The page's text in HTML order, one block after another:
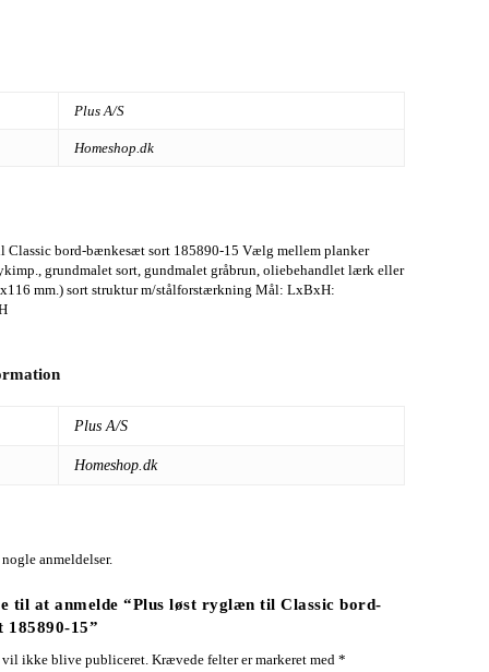
Plus A/S
Homeshop.dk
Classic bord-bænkesæt sort 185890-15 Vælg mellem planker
grundmalet sort, gundmalet gråbrun, oliebehandlet lærk eller
mm.) sort struktur m/stålforstærkning Mål: LxBxH:
Plus A/S
Homeshop.dk
anmeldelser.
til at anmelde “Plus løst ryglæn til Classic bord-
15”
vil ikke blive publiceret. Krævede felter er markeret med*